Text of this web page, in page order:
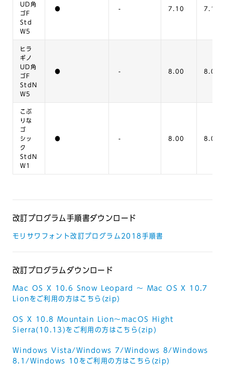
UD角
ゴF
Std
W5
● - 7.10 7.11
ヒラ
ギノ
UD角
ゴF
StdN
W5
● - 8.00 8.01
こぶ
りな
ゴ
シッ
ク
StdN
W1
● - 8.00 8.01
改訂プログラム手順書ダウンロード
モリサワフォント改訂プログラム2018手順書
改訂プログラムダウンロード
Mac OS X 10.6 Snow Leopard ～ Mac OS X 10.7
Lionをご利用の方はこちら(zip)
OS X 10.8 Mountain Lion～macOS Hight
Sierra(10.13)をご利用の方はこちら(zip)
Windows Vista/Windows 7/Windows 8/Windows
8.1/Windows 10をご利用の方はこちら(zip)